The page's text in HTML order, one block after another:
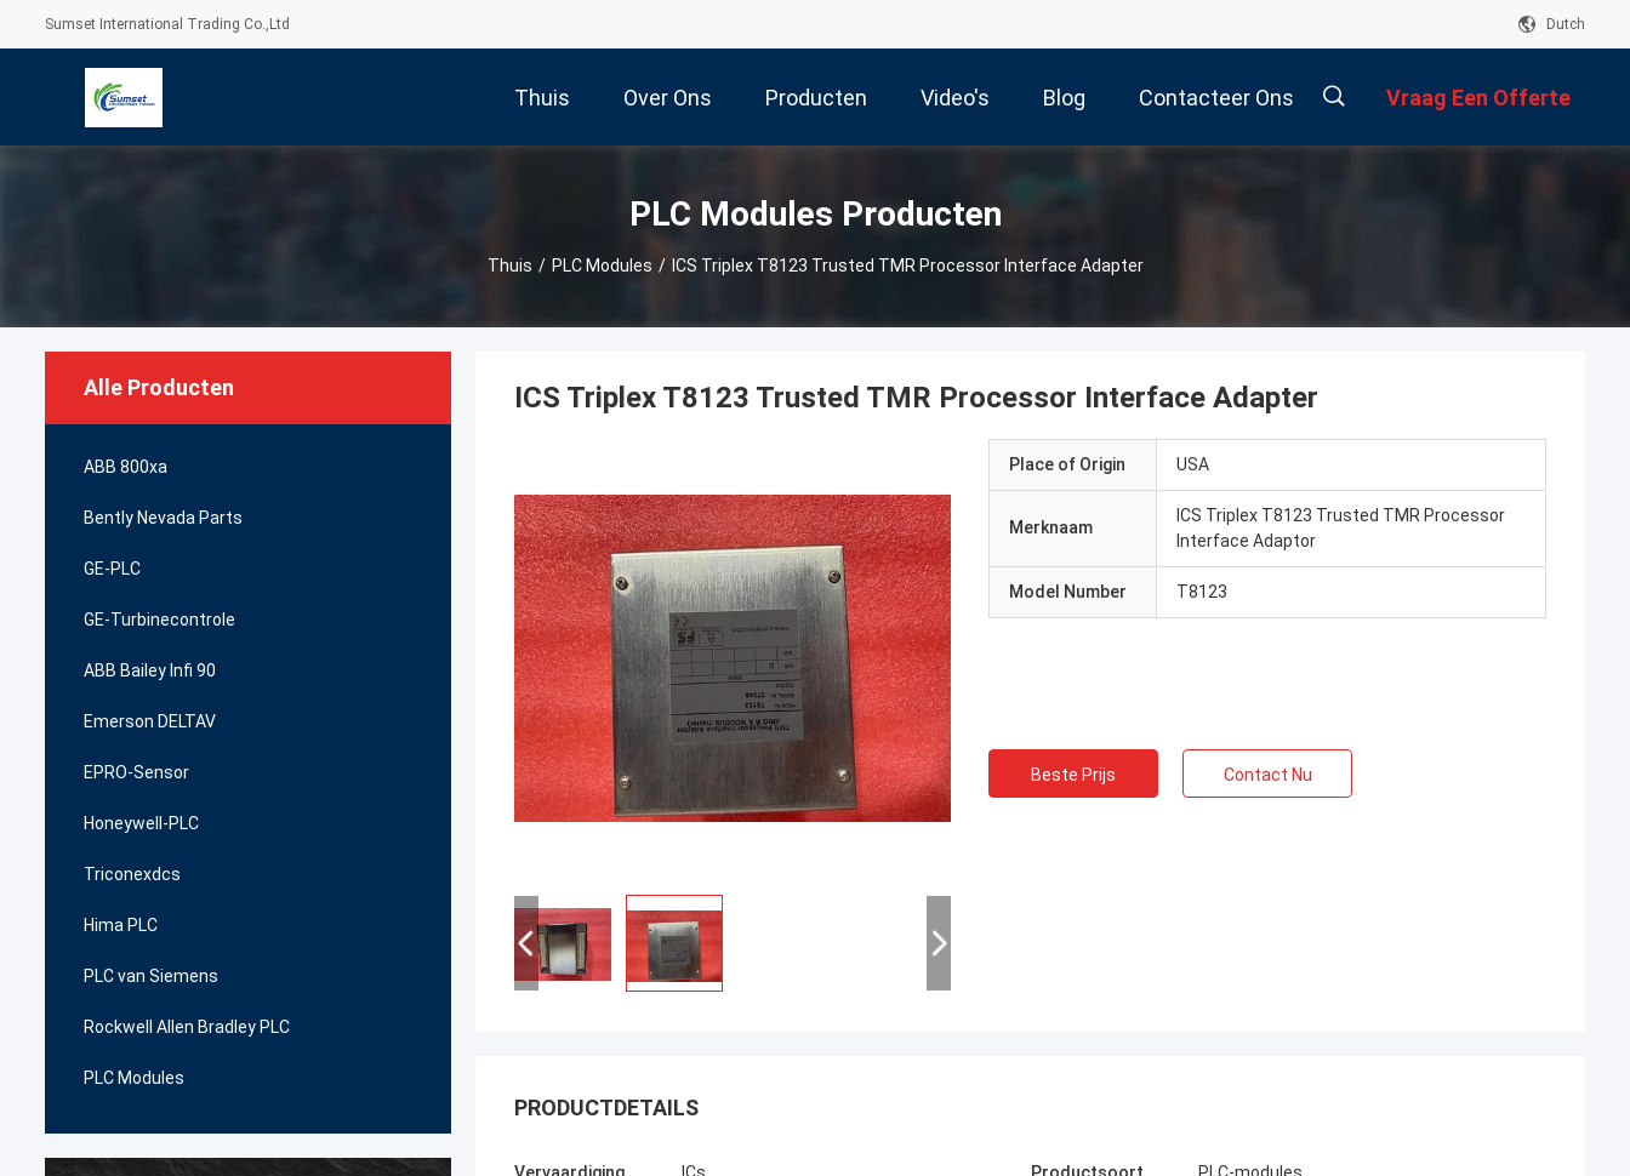
Sumset International Trading Co.,Ltd Dutch
Thuis Over Ons Producten Video's Blog Contacteer Ons Vraag Een Offerte
PLC Modules Producten
Thuis / PLC Modules / ICS Triplex T8123 Trusted TMR Processor Interface Adapter
Alle Producten
ABB 800xa
Bently Nevada Parts
GE-PLC
GE-Turbinecontrole
ABB Bailey Infi 90
Emerson DELTAV
EPRO-Sensor
Honeywell-PLC
Triconexdcs
Hima PLC
PLC van Siemens
Rockwell Allen Bradley PLC
PLC Modules
ICS Triplex T8123 Trusted TMR Processor Interface Adapter
Place of Origin USA
Merknaam
ICS Triplex T8123 Trusted TMR Processor
Interface Adaptor
Model Number T8123
Beste Prijs Contact Nu
PRODUCTDETAILS